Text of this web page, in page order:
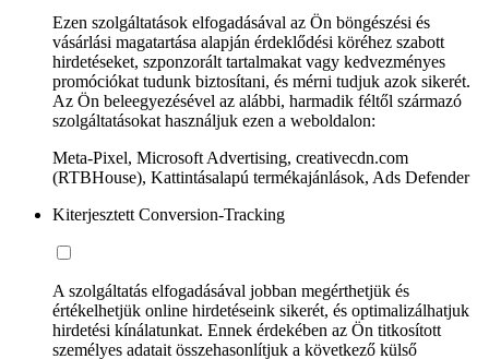
Ezen szolgáltatások elfogadásával az Ön böngészési és
vásárlási magatartása alapján érdeklődési köréhez szabott
hirdetéseket, szponzorált tartalmakat vagy kedvezményes
promóciókat tudunk biztosítani, és mérni tudjuk azok sikerét.
Az Ön beleegyezésével az alábbi, harmadik féltől származó
szolgáltatásokat használjuk ezen a weboldalon:
Meta-Pixel, Microsoft Advertising, creativecdn.com
(RTBHouse), Kattintásalapú termékajánlások, Ads Defender
Kiterjesztett Conversion-Tracking
A szolgáltatás elfogadásával jobban megérthetjük és
értékelhetjük online hirdetéseink sikerét, és optimalizálhatjuk
hirdetési kínálatunkat. Ennek érdekében az Ön titkosított
személyes adatait összehasonlítjuk a következő külső